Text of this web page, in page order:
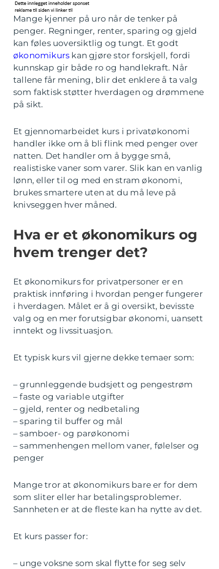
Mange kjenner på uro når de tenker på
penger. Regninger, renter, sparing og gjeld
kan føles uoversiktlig og tungt. Et godt
økonomikurs kan gjøre stor forskjell, fordi
kunnskap gir både ro og handlekraft. Når
tallene får mening, blir det enklere å ta valg
som faktisk støtter hverdagen og drømmene
på sikt.
Et gjennomarbeidet kurs i privatøkonomi
handler ikke om å bli flink med penger over
natten. Det handler om å bygge små,
realistiske vaner som varer. Slik kan en vanlig
lønn, eller til og med en stram økonomi,
brukes smartere uten at du må leve på
knivseggen hver måned.
Hva er et økonomikurs og
hvem trenger det?
Et økonomikurs for privatpersoner er en
praktisk innføring i hvordan penger fungerer
i hverdagen. Målet er å gi oversikt, bevisste
valg og en mer forutsigbar økonomi, uansett
inntekt og livssituasjon.
Et typisk kurs vil gjerne dekke temaer som:
– grunnleggende budsjett og pengestrøm
– faste og variable utgifter
– gjeld, renter og nedbetaling
– sparing til buffer og mål
– samboer- og parøkonomi
– sammenhengen mellom vaner, følelser og
penger
Mange tror at økonomikurs bare er for dem
som sliter eller har betalingsproblemer.
Sannheten er at de fleste kan ha nytte av det.
Et kurs passer for:
– unge voksne som skal flytte for seg selv